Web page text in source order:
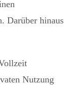
Darüber hinaus
Nutzung